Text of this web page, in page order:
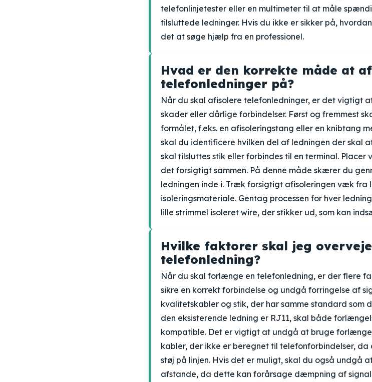
telefonlinjetester eller en multimeter til at måle
tilsluttede ledninger. Hvis du ikke er sikker på,
det at søge hjælp fra en professionel.
Hvad er den korrekte måde at
telefonledninger på?
Når du skal afisolere telefonledninger, er det vigtigt
skader eller dårlige forbindelser. Først og fremmest
formålet, f.eks. en afisoleringstang eller en knibtang
skal du identificere hvilken del af ledningen der skal
skal tilsluttes stik eller forbindes til en terminal.
det forsigtigt sammen. På denne måde skærer du
ledningen inde i. Træk forsigtigt afisoleringen væk fra
isoleringsmateriale. Gentag processen for hver
lille strimmel isoleret wire, der stikker ud, som kan
Hvilke faktorer skal jeg
telefonledning?
Når du skal forlænge en telefonledning, er der flere
sikre en korrekt forbindelse og undgå forringelse af
kvalitetskabler og stik, der har samme standard som
den eksisterende ledning er RJ11, skal både
kompatible. Det er vigtigt at undgå at bruge
kabler, der ikke er beregnet til telefonforbindelser,
støj på linjen. Hvis det er muligt, skal du også undgå
afstande, da dette kan forårsage dæmpning af